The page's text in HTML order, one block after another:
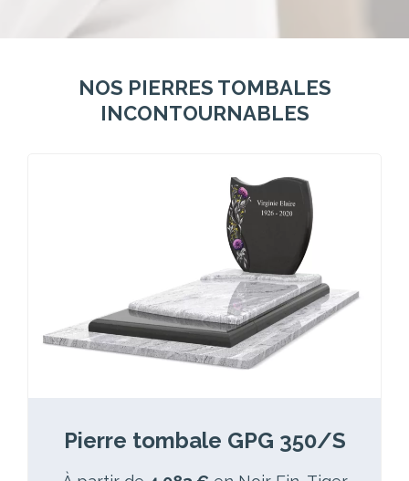
NOS PIERRES TOMBALES
INCONTOURNABLES
Pierre tombale GPG 350/S